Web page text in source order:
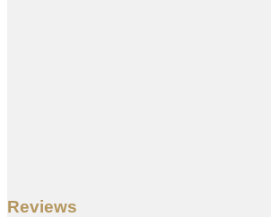
Reviews